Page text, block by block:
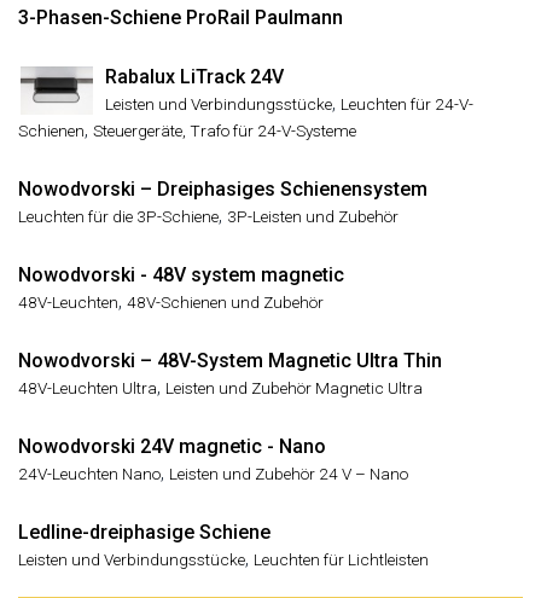
3-Phasen-Schiene ProRail Paulmann
Rabalux LiTrack 24V
Leisten und Verbindungsstücke, Leuchten für 24-V-
Schienen, Steuergeräte, Trafo für 24-V-Systeme
Nowodvorski – Dreiphasiges Schienensystem
Leuchten für die 3P-Schiene, 3P-Leisten und Zubehör
Nowodvorski - 48V system magnetic
48V-Leuchten, 48V-Schienen und Zubehör
Nowodvorski – 48V-System Magnetic Ultra Thin
48V-Leuchten Ultra, Leisten und Zubehör Magnetic Ultra
Nowodvorski 24V magnetic - Nano
24V-Leuchten Nano, Leisten und Zubehör 24 V – Nano
Ledline-dreiphasige Schiene
Leisten und Verbindungsstücke, Leuchten für Lichtleisten